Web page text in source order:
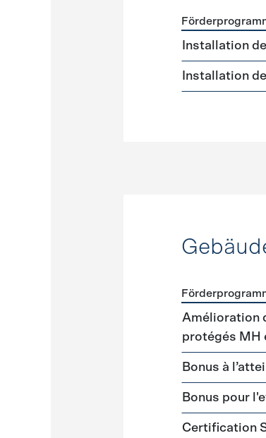
Installation
Installation
Amélioration
protégés MH
Bonus à
Bonus pour
Certification